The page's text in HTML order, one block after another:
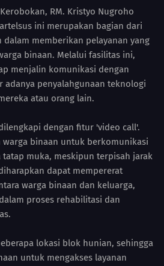
RM. Kristyo Nugroho
ini merupakan bagian dari
dalam memberikan pelayanan yang
binaan. Melalui fasilitas ini,
menjalin komunikasi dengan
adanya penyalahgunaan teknologi
atau orang lain.
dengan fitur 'video call'.
binaan untuk berkomunikasi
tatap muka, meskipun terpisah jarak
dapat mempererat
warga binaan dan keluarga,
proses rehabilitasi dan
lokasi blok hunian, sehingga
untuk mengakses layanan